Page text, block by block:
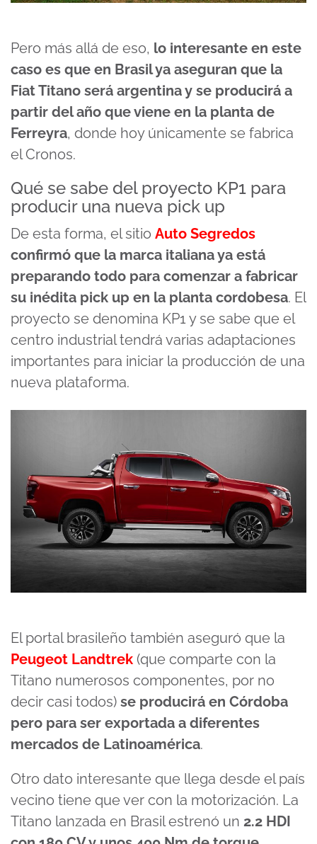
Pero más allá de eso, lo interesante en este
caso es que en Brasil ya aseguran que la
Fiat Titano será argentina y se producirá a
partir del año que viene en la planta de
Ferreyra, donde hoy únicamente se fabrica
el Cronos.
Qué se sabe del proyecto KP1 para
producir una nueva pick up
De esta forma, el sitio Auto Segredos
confirmó que la marca italiana ya está
preparando todo para comenzar a fabricar
su inédita pick up en la planta cordobesa. El
proyecto se denomina KP1 y se sabe que el
centro industrial tendrá varias adaptaciones
importantes para iniciar la producción de una
nueva plataforma.
El portal brasileño también aseguró que la
Peugeot Landtrek (que comparte con la
Titano numerosos componentes, por no
decir casi todos) se producirá en Córdoba
pero para ser exportada a diferentes
mercados de Latinoamérica.
Otro dato interesante que llega desde el país
vecino tiene que ver con la motorización. La
Titano lanzada en Brasil estrenó un 2.2 HDI